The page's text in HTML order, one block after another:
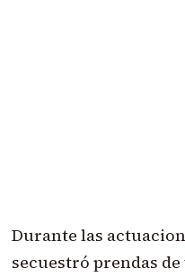
Durante las
secuestró prendas